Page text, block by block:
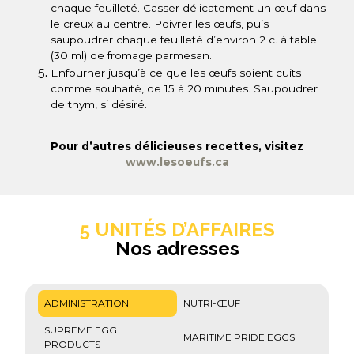
chaque feuilleté. Casser délicatement un œuf dans
le creux au centre. Poivrer les œufs, puis
saupoudrer chaque feuilleté d’environ 2 c. à table
(30 ml) de fromage parmesan.
Enfourner jusqu’à ce que les œufs soient cuits
comme souhaité, de 15 à 20 minutes. Saupoudrer
de thym, si désiré.
Pour d’autres délicieuses recettes, visitez
www.lesoeufs.ca
5 UNITÉS D’AFFAIRES
Nos adresses
ADMINISTRATION NUTRI-ŒUF
SUPREME EGG
PRODUCTS
MARITIME PRIDE EGGS